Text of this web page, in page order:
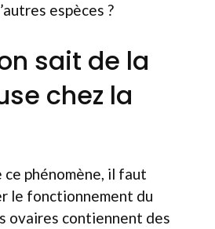
espèces ?
sait de la
chez la
ce phénomène, il faut
le fonctionnement du
ovaires contiennent des